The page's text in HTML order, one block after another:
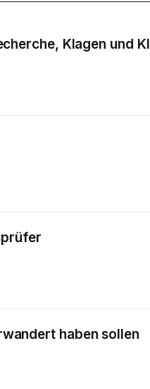
Klagen und KI
haben sollen